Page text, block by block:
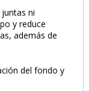
ni
y reduce
además de
del fondo y